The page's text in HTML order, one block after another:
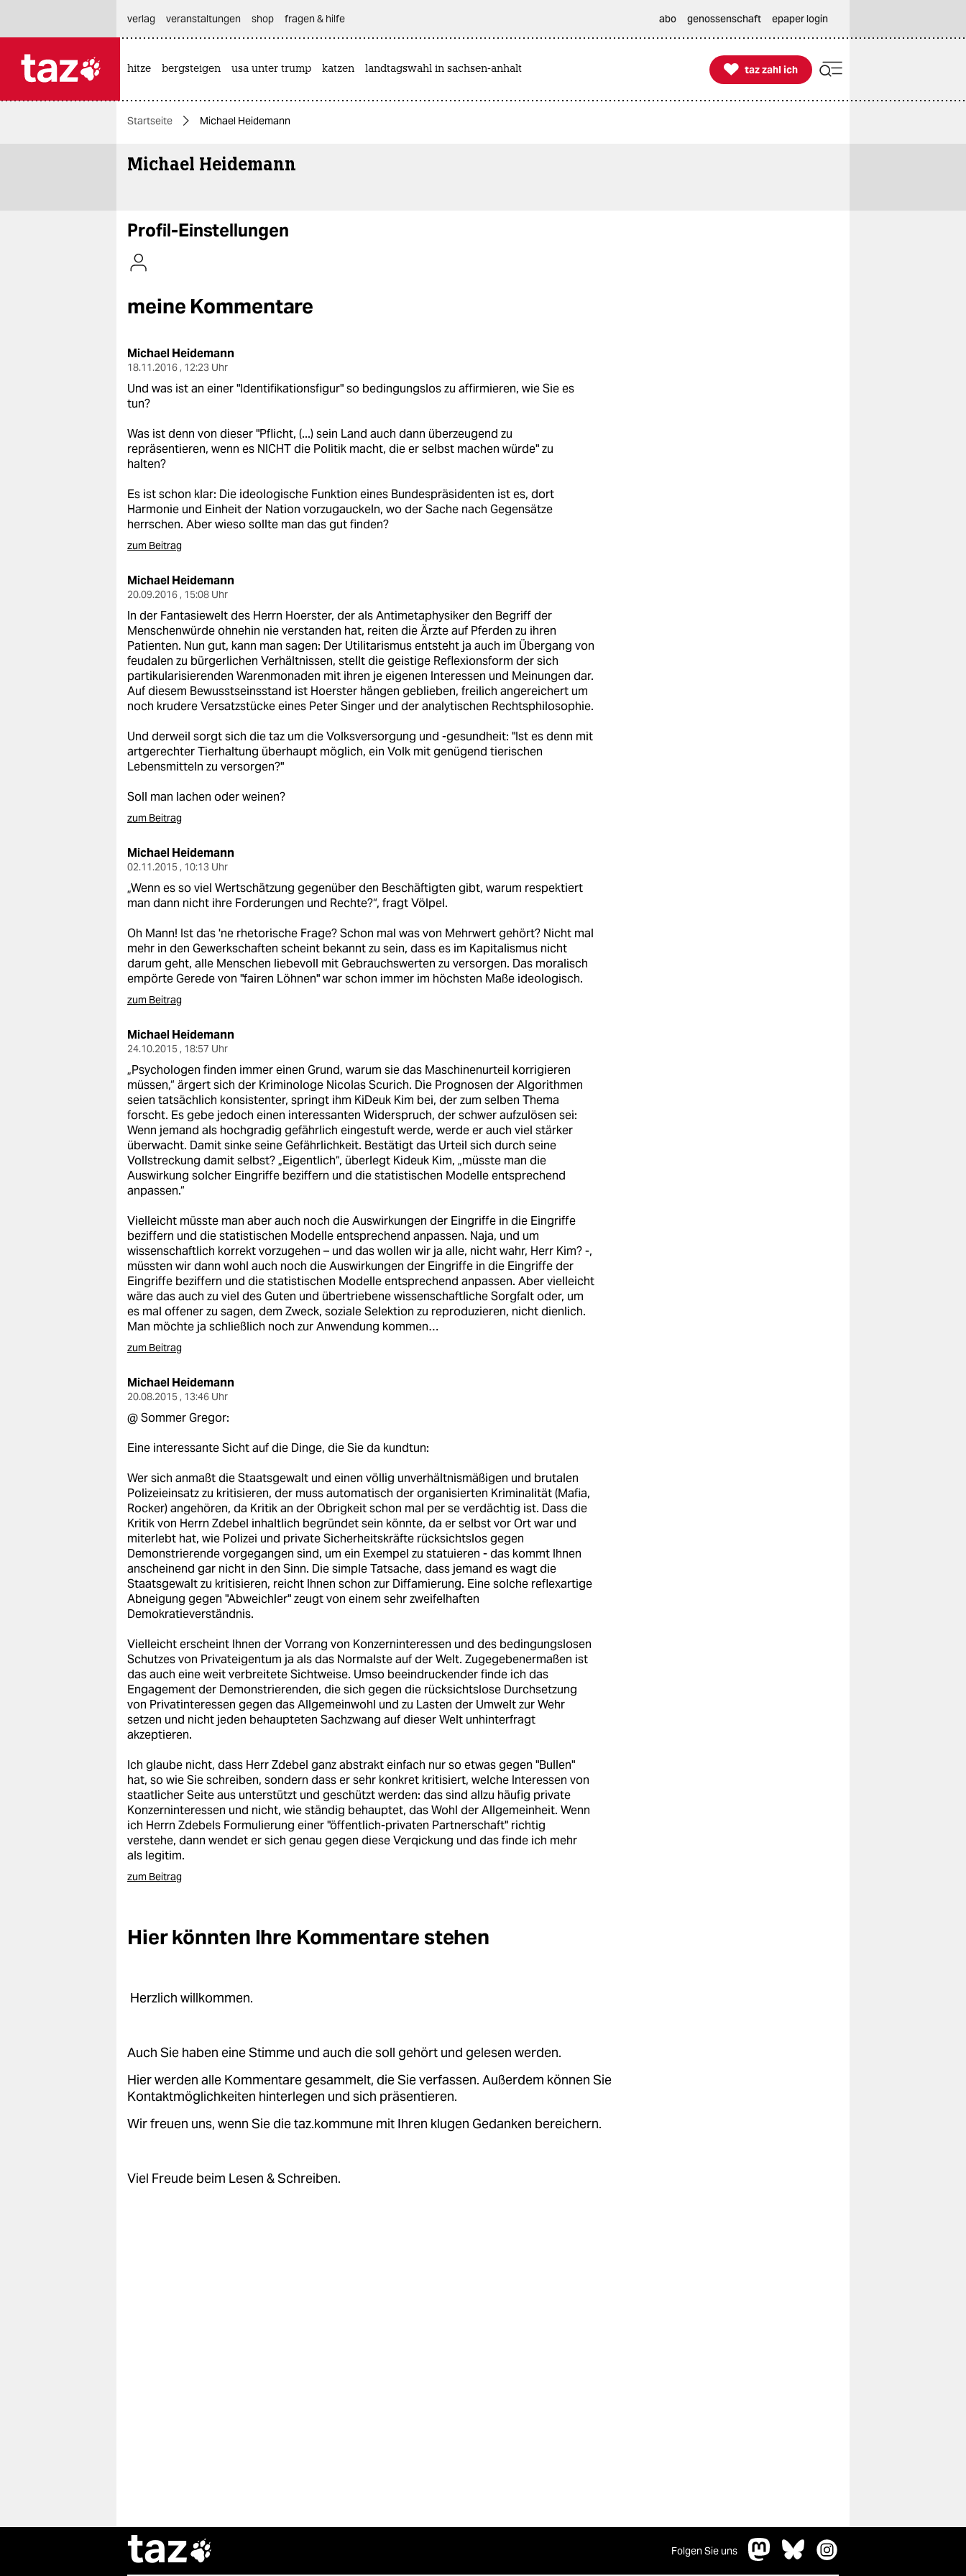
themen
politik
gesellschaft
kultur
nord
wahrheit
verlag
shop
fragen & hilfe
abo
genossenschaft
epaper login
verlag
veranstaltungen shop fragen & hilfe abo genossenschaft epaper login
hitze bergsteigen usa unter trump katzen landtagswahl in sachsen-anhalt 
taz zahl ich
taz zahl ich
Startseite Michael Heidemann
Michael Heidemann
Profil-Einstellungen
meine Kommentare
Michael Heidemann
18.11.2016 , 12:23 Uhr
Und was ist an einer "Identifikationsfigur" so bedingungslos zu affirmieren, wie Sie es
tun?
Was ist denn von dieser "Pflicht, (...) sein Land auch dann überzeugend zu
repräsentieren, wenn es NICHT die Politik macht, die er selbst machen würde" zu
halten?
Es ist schon klar: Die ideologische Funktion eines Bundespräsidenten ist es, dort
Harmonie und Einheit der Nation vorzugauckeln, wo der Sache nach Gegensätze
herrschen. Aber wieso sollte man das gut finden?
zum Beitrag
Michael Heidemann
20.09.2016 , 15:08 Uhr
In der Fantasiewelt des Herrn Hoerster, der als Antimetaphysiker den Begriff der
Menschenwürde ohnehin nie verstanden hat, reiten die Ärzte auf Pferden zu ihren
Patienten. Nun gut, kann man sagen: Der Utilitarismus entsteht ja auch im Übergang von
feudalen zu bürgerlichen Verhältnissen, stellt die geistige Reflexionsform der sich
partikularisierenden Warenmonaden mit ihren je eigenen Interessen und Meinungen dar.
Auf diesem Bewusstseinsstand ist Hoerster hängen geblieben, freilich angereichert um
noch krudere Versatzstücke eines Peter Singer und der analytischen Rechtsphilosophie.
Und derweil sorgt sich die taz um die Volksversorgung und -gesundheit: "Ist es denn mit
artgerechter Tierhaltung überhaupt möglich, ein Volk mit genügend tierischen
Lebensmitteln zu versorgen?"
Soll man lachen oder weinen?
zum Beitrag
Michael Heidemann
02.11.2015 , 10:13 Uhr
„Wenn es so viel Wertschätzung gegenüber den Beschäftigten gibt, warum respektiert
man dann nicht ihre Forderungen und Rechte?“, fragt Völpel.
Oh Mann! Ist das 'ne rhetorische Frage? Schon mal was von Mehrwert gehört? Nicht mal
mehr in den Gewerkschaften scheint bekannt zu sein, dass es im Kapitalismus nicht
darum geht, alle Menschen liebevoll mit Gebrauchswerten zu versorgen. Das moralisch
empörte Gerede von "fairen Löhnen" war schon immer im höchsten Maße ideologisch.
zum Beitrag
Michael Heidemann
24.10.2015 , 18:57 Uhr
„Psychologen finden immer einen Grund, warum sie das Maschinenurteil korrigieren
müssen,“ ärgert sich der Kriminologe Nicolas Scurich. Die Prognosen der Algorithmen
seien tatsächlich konsistenter, springt ihm KiDeuk Kim bei, der zum selben Thema
forscht. Es gebe jedoch einen interessanten Widerspruch, der schwer aufzulösen sei:
Wenn jemand als hochgradig gefährlich eingestuft werde, werde er auch viel stärker
überwacht. Damit sinke seine Gefährlichkeit. Bestätigt das Urteil sich durch seine
Vollstreckung damit selbst? „Eigentlich“, überlegt Kideuk Kim, „müsste man die
Auswirkung solcher Eingriffe beziffern und die statistischen Modelle entsprechend
anpassen.“
Vielleicht müsste man aber auch noch die Auswirkungen der Eingriffe in die Eingriffe
beziffern und die statistischen Modelle entsprechend anpassen. Naja, und um
wissenschaftlich korrekt vorzugehen – und das wollen wir ja alle, nicht wahr, Herr Kim? -,
müssten wir dann wohl auch noch die Auswirkungen der Eingriffe in die Eingriffe der
Eingriffe beziffern und die statistischen Modelle entsprechend anpassen. Aber vielleicht
wäre das auch zu viel des Guten und übertriebene wissenschaftliche Sorgfalt oder, um
es mal offener zu sagen, dem Zweck, soziale Selektion zu reproduzieren, nicht dienlich.
Man möchte ja schließlich noch zur Anwendung kommen…
zum Beitrag
Michael Heidemann
20.08.2015 , 13:46 Uhr
@ Sommer Gregor:
Eine interessante Sicht auf die Dinge, die Sie da kundtun:
Wer sich anmaßt die Staatsgewalt und einen völlig unverhältnismäßigen und brutalen
Polizeieinsatz zu kritisieren, der muss automatisch der organisierten Kriminalität (Mafia,
Rocker) angehören, da Kritik an der Obrigkeit schon mal per se verdächtig ist. Dass die
Kritik von Herrn Zdebel inhaltlich begründet sein könnte, da er selbst vor Ort war und
miterlebt hat, wie Polizei und private Sicherheitskräfte rücksichtslos gegen
Demonstrierende vorgegangen sind, um ein Exempel zu statuieren - das kommt Ihnen
anscheinend gar nicht in den Sinn. Die simple Tatsache, dass jemand es wagt die
Staatsgewalt zu kritisieren, reicht Ihnen schon zur Diffamierung. Eine solche reflexartige
Abneigung gegen "Abweichler" zeugt von einem sehr zweifelhaften
Demokratieverständnis.
Vielleicht erscheint Ihnen der Vorrang von Konzerninteressen und des bedingungslosen
Schutzes von Privateigentum ja als das Normalste auf der Welt. Zugegebenermaßen ist
das auch eine weit verbreitete Sichtweise. Umso beeindruckender finde ich das
Engagement der Demonstrierenden, die sich gegen die rücksichtslose Durchsetzung
von Privatinteressen gegen das Allgemeinwohl und zu Lasten der Umwelt zur Wehr
setzen und nicht jeden behaupteten Sachzwang auf dieser Welt unhinterfragt
akzeptieren.
Ich glaube nicht, dass Herr Zdebel ganz abstrakt einfach nur so etwas gegen "Bullen"
hat, so wie Sie schreiben, sondern dass er sehr konkret kritisiert, welche Interessen von
staatlicher Seite aus unterstützt und geschützt werden: das sind allzu häufig private
Konzerninteressen und nicht, wie ständig behauptet, das Wohl der Allgemeinheit. Wenn
ich Herrn Zdebels Formulierung einer "öffentlich-privaten Partnerschaft" richtig
verstehe, dann wendet er sich genau gegen diese Verqickung und das finde ich mehr
als legitim.
zum Beitrag
Hier könnten Ihre Kommentare stehen
Herzlich willkommen.
Auch Sie haben eine Stimme und auch die soll gehört und gelesen werden.
Hier werden alle Kommentare gesammelt, die Sie verfassen. Außerdem können Sie
Kontaktmöglichkeiten hinterlegen und sich präsentieren.
Wir freuen uns, wenn Sie die taz.kommune mit Ihren klugen Gedanken bereichern.
Viel Freude beim Lesen & Schreiben.
taz Folgen Sie uns